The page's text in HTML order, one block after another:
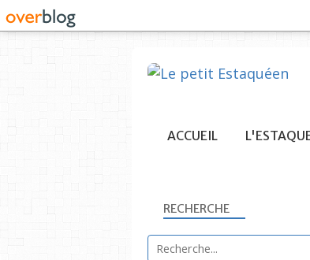
ACCUEIL
RECHERCHE